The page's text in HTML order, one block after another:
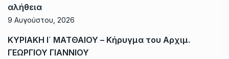
αλήθεια
9 Αυγούστου, 2026
ΚΥΡΙΑΚΗ Ι΄ ΜΑΤΘΑΙΟΥ – Κήρυγμα του Αρχιμ.
ΓΕΩΡΓΙΟΥ ΓΙΑΝΝΙΟΥ